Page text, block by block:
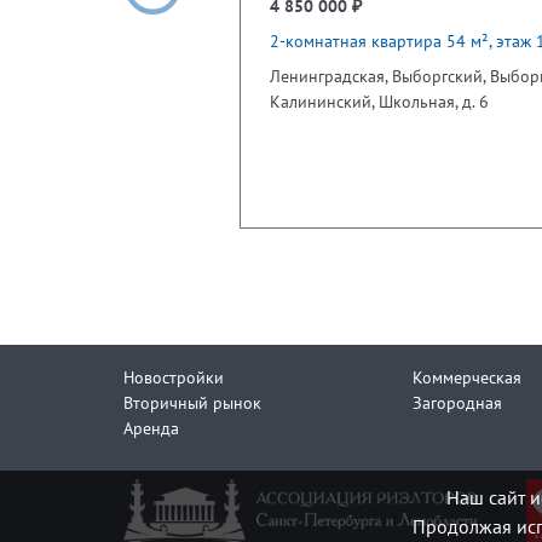
4 850 000 ₽
2-комнатная квартира 54 м², этаж
Ленинградская, Выборгский,
Калининский, Школьная, д. 6
Новостройки
Вторичный рынок
Аренда
Коммерческая
Загородная
Наш сайт
Продолжая